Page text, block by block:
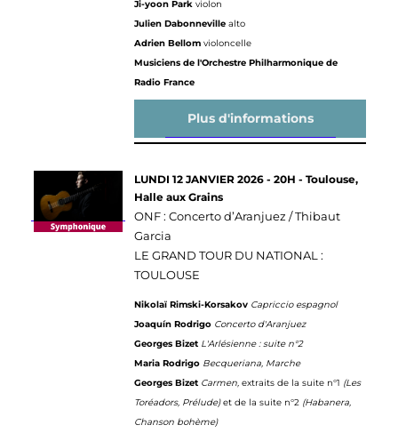
Ji-yoon Parkviolon
Julien Dabonnevillealto
Adrien Bellomvioloncelle
Musiciens de l'Orchestre Philharmonique de
Radio France
Plus d'informations
LUNDI 12 JANVIER 2026 - 20H - Toulouse,
Halle aux Grains
ONF : Concerto d’Aranjuez / Thibaut
Garcia
LE GRAND TOUR DU NATIONAL :
TOULOUSE
Nikolaï Rimski-Korsakov Capriccio espagnol
Joaquín Rodrigo Concerto d'Aranjuez
Georges Bizet L'Arlésienne : suite n°2
Maria Rodrigo Becqueriana, Marche
Georges Bizet Carmen,extraits de la suite n°1 (Les
Toréadors, Prélude)et de la suite n°2 (Habanera,
Chanson bohème)